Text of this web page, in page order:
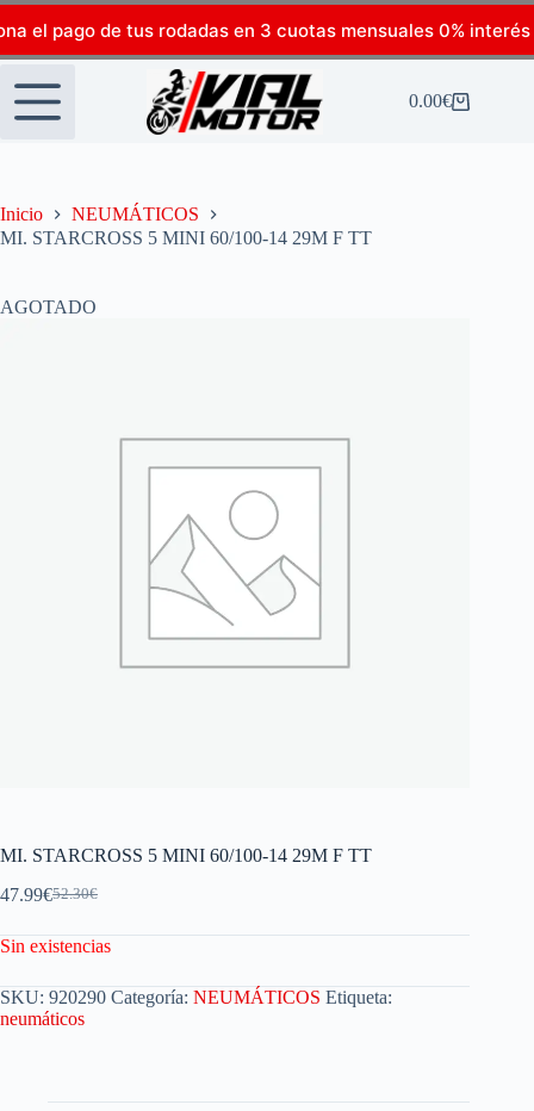
el pago de tus rodadas en 3 cuotas mensuales 0% interés
0.00€
Inicio
NEUMÁTICOS
MI. STARCROSS 5 MINI 60/100-14 29M F TT
AGOTADO
MI. STARCROSS 5 MINI 60/100-14 29M F TT
52.30€
47.99€
Sin existencias
SKU: 920290 Categoría: NEUMÁTICOS Etiqueta:
neumáticos